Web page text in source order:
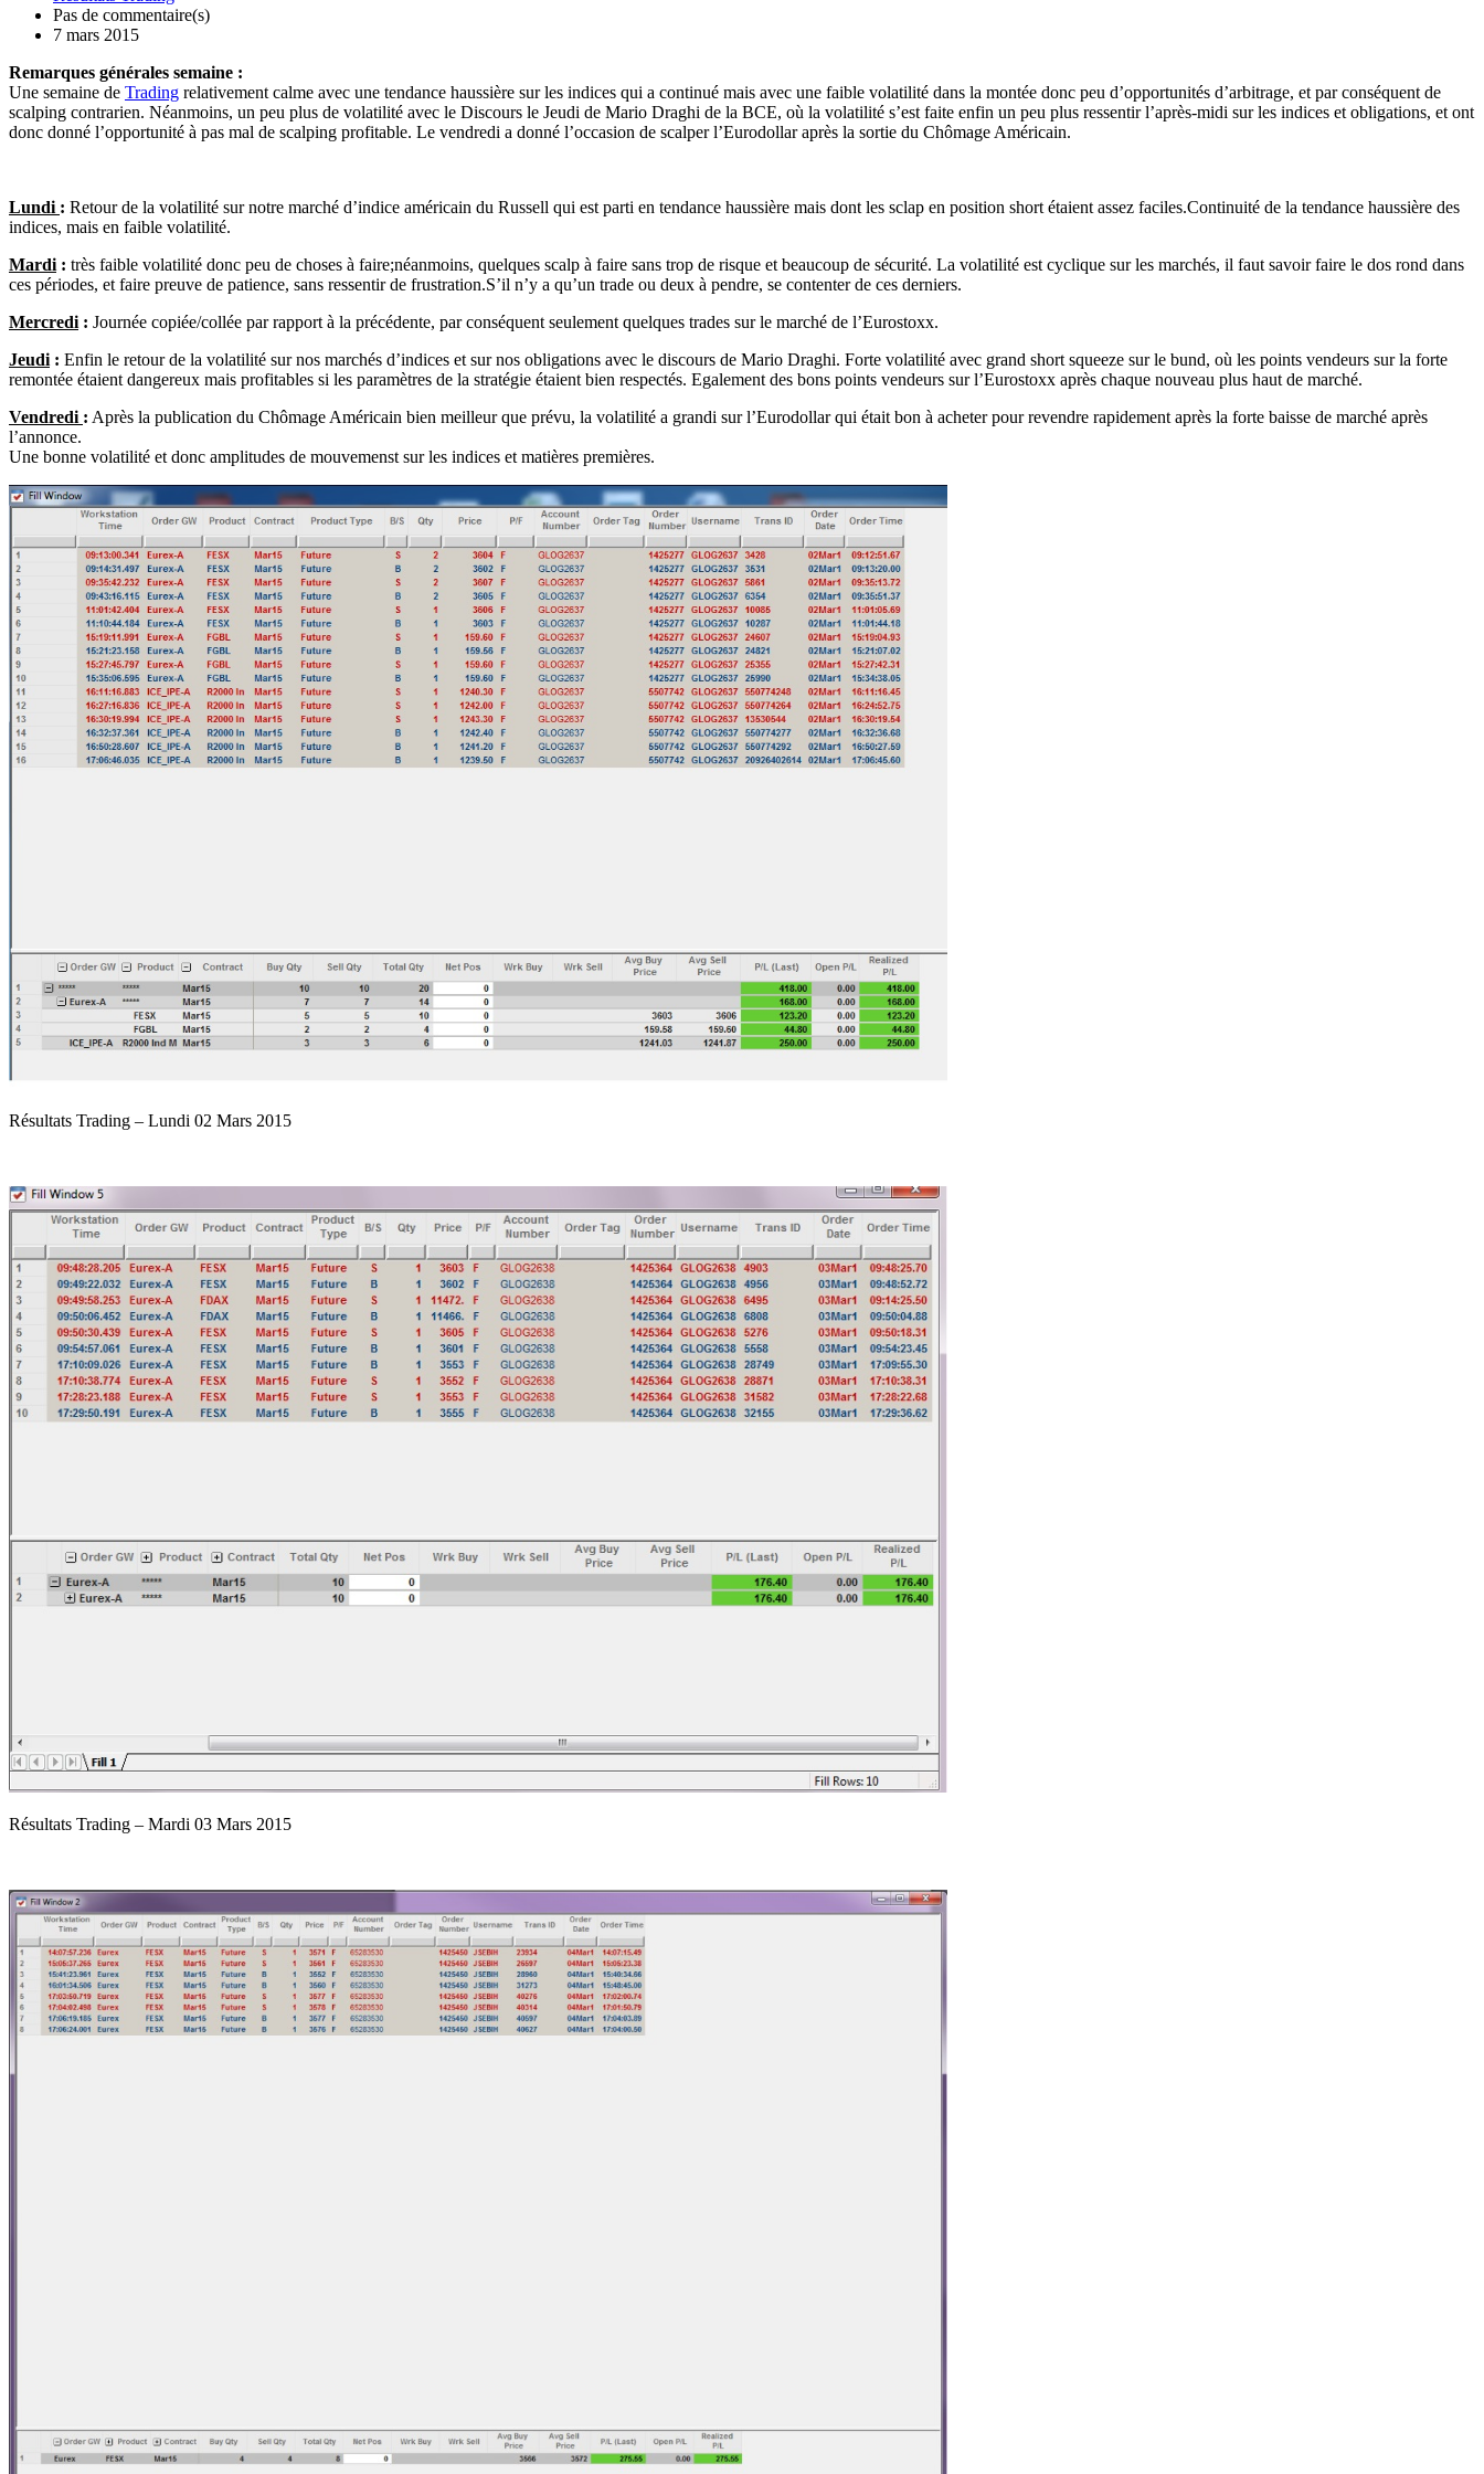
Pas de commentaire(s)
7 mars 2015
Remarques générales semaine :
Une semaine de Trading relativement calme avec une tendance haussière sur les indices qui a continué mais avec une faible volatilité dans la montée donc peu d’opportunités d’arbitrage, et par conséquent de
scalping contrarien. Néanmoins, un peu plus de volatilité avec le Discours le Jeudi de Mario Draghi de la BCE, où la volatilité s’est faite enfin un peu plus ressentir l’après-midi sur les indices et obligations, et ont
donc donné l’opportunité à pas mal de scalping profitable. Le vendredi a donné l’occasion de scalper l’Eurodollar après la sortie du Chômage Américain.
Lundi : Retour de la volatilité sur notre marché d’indice américain du Russell qui est parti en tendance haussière mais dont les sclap en position short étaient assez faciles.Continuité de la tendance haussière des
indices, mais en faible volatilité.
Mardi : très faible volatilité donc peu de choses à faire;néanmoins, quelques scalp à faire sans trop de risque et beaucoup de sécurité. La volatilité est cyclique sur les marchés, il faut savoir faire le dos rond dans
ces périodes, et faire preuve de patience, sans ressentir de frustration.S’il n’y a qu’un trade ou deux à pendre, se contenter de ces derniers.
Mercredi : Journée copiée/collée par rapport à la précédente, par conséquent seulement quelques trades sur le marché de l’Eurostoxx.
Jeudi : Enfin le retour de la volatilité sur nos marchés d’indices et sur nos obligations avec le discours de Mario Draghi. Forte volatilité avec grand short squeeze sur le bund, où les points vendeurs sur la forte
remontée étaient dangereux mais profitables si les paramètres de la stratégie étaient bien respectés. Egalement des bons points vendeurs sur l’Eurostoxx après chaque nouveau plus haut de marché.
Vendredi : Après la publication du Chômage Américain bien meilleur que prévu, la volatilité a grandi sur l’Eurodollar qui était bon à acheter pour revendre rapidement après la forte baisse de marché après
l’annonce.
Une bonne volatilité et donc amplitudes de mouvemenst sur les indices et matières premières.
Résultats Trading – Lundi 02 Mars 2015
Résultats Trading – Mardi 03 Mars 2015